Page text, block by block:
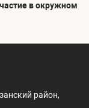
в окружном
район,